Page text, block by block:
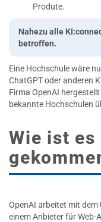
Produte.
Nahezu alle
betroffen.
Eine Hochschule wäre
ChatGPT oder anderen
Firma OpenAI
bekannte Hochschulen
Wie ist es
OpenAI arbeitet mit dem
einem Anbieter für Web-